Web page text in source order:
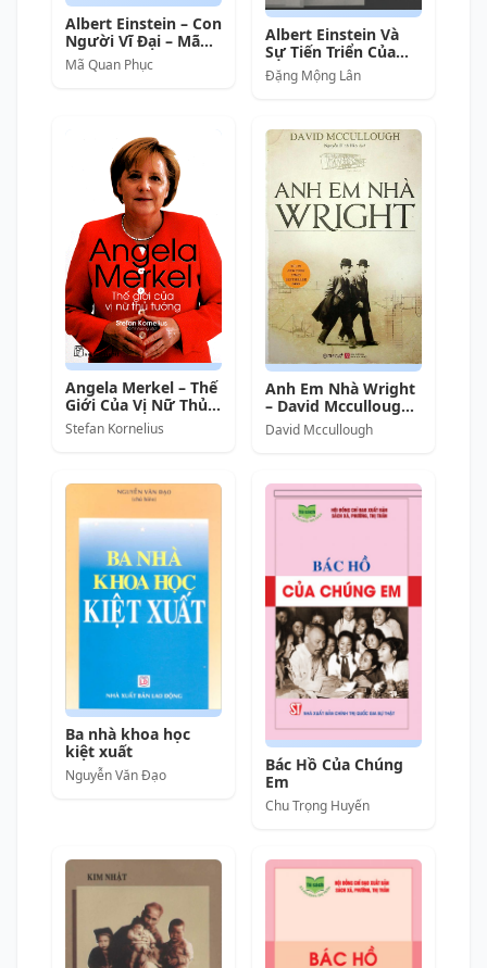
Albert Einstein – Con
Người Vĩ Đại – Mã
Quan Phục full prc
pdf epub azw3
Mã Quan Phục
Albert Einstein Và
Sự Tiến Triển Của
Vật Lý Học Hiện Đại
Đặng Mộng Lân
Angela Merkel – Thế
Giới Của Vị Nữ Thủ
Tướng
Stefan Kornelius
Anh Em Nhà Wright
– David Mccullough
& Nguyễn Đình Hào
(dịch) full mobi pdf
David Mccullough
Ba nhà khoa học
kiệt xuất
Nguyễn Văn Đạo
Bác Hồ Của Chúng
Em
Chu Trọng Huyến